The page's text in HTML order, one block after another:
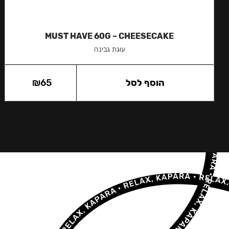
MUST HAVE 60G – CHEESECAKE
עוגת גבינה
₪65 הוסף לסל